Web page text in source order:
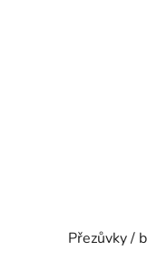
Přezůvky /